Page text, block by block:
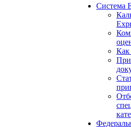
Система
Как